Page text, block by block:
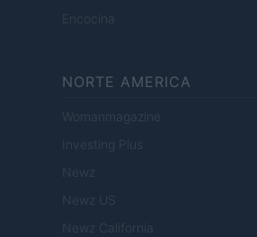
Encocina
NORTE AMERICA
Womanmagazine
Investing Plus
Newz
Newz US
Newz California